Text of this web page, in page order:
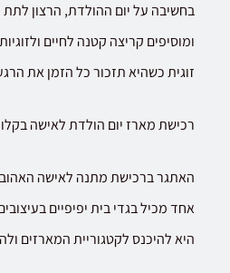
בחשיבה על יום ההולדת, הרצון לתת
ומוסיפים קריצה קטנה לחיים
זוגית כשהיא תזכור כל הזמן את
רכישת מארז יום הולדת לאישה
האתגר ברכישת מתנה לאישה
אחד מכיל בגדי בית יפיפיים
היא להיכנס לקטגוריית המארזים